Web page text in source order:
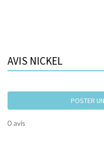
AVIS NICKEL
POSTER
0 avis